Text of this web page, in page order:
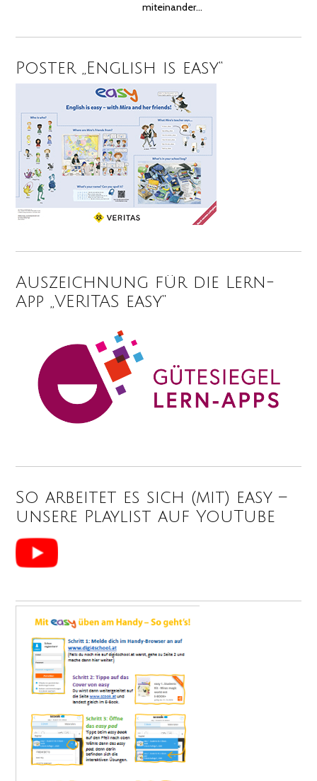
miteinander…
Poster „English is easy“
Auszeichnung für die Lern-
App „VERITAS easy“
So arbeitet es sich (mit) easy –
unsere Playlist auf YouTube